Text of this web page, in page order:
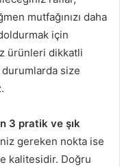
mutfağınızı daha
için
ürünleri dikkatli
size
3 pratik ve şık
gereken nokta ise
kalitesidir. Doğru